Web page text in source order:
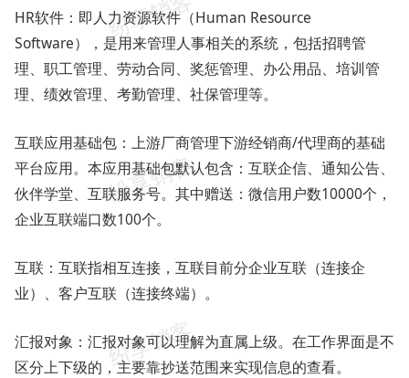
HR软件：即人力资源软件（Human Resource
Software），是用来管理人事相关的系统，包括招聘管
理、职工管理、劳动合同、奖惩管理、办公用品、培训管
理、绩效管理、考勤管理、社保管理等。
互联应用基础包：上游厂商管理下游经销商/代理商的基础
平台应用。本应用基础包默认包含：互联企信、通知公告、
伙伴学堂、互联服务号。其中赠送：微信用户数10000个，
企业互联端口数100个。
互联：互联指相互连接，互联目前分企业互联（连接企
业）、客户互联（连接终端）。
汇报对象：汇报对象可以理解为直属上级。在工作界面是不
区分上下级的，主要靠抄送范围来实现信息的查看。